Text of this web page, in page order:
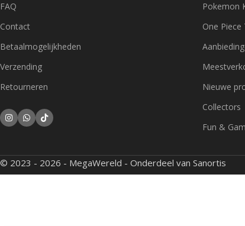
FAQ
Contact
Betaalmogelijkheden
Verzending
Retourneren
Pokemon
One Piece
Nieuwe
Collectors
Fun &
© 2023 - 2026 - MegaWereld - Onderdeel van Sanortis